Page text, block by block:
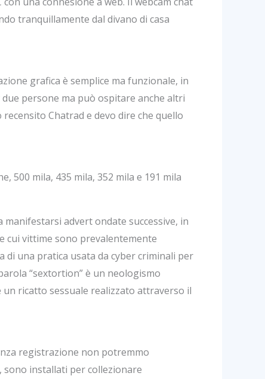
tranquillamente dal divano di casa
grafica è semplice ma funzionale, in
persone ma può ospitare anche altri
Chatrad e devo dire che quello
500 mila, 435 mila, 352 mila e 191 mila
advert ondate successive, in
cui vittime sono prevalentemente
di una pratica usata da cyber criminali per
“sextortion” è un neologismo
ricatto sessuale realizzato attraverso il
registrazione non potremmo
sono installati per collezionare